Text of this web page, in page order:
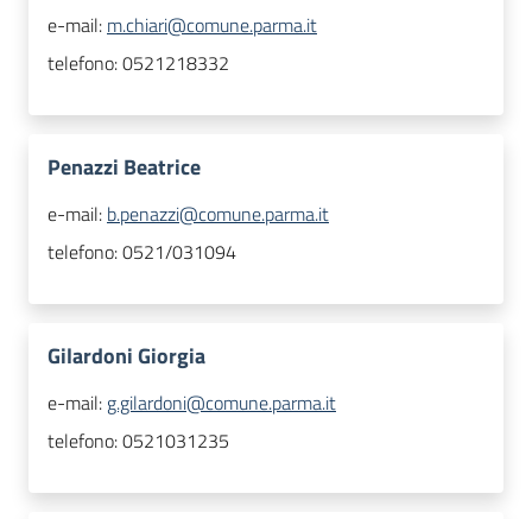
e-mail: m.chiari@comune.parma.it
telefono:0521218332
Penazzi Beatrice
e-mail: b.penazzi@comune.parma.it
telefono:0521/031094
Gilardoni Giorgia
e-mail: g.gilardoni@comune.parma.it
telefono:0521031235